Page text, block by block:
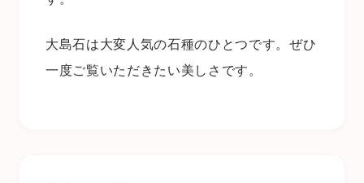
大島石は大変人気の石種のひとつです。ぜひ
一度ご覧いただきたい美しさです。